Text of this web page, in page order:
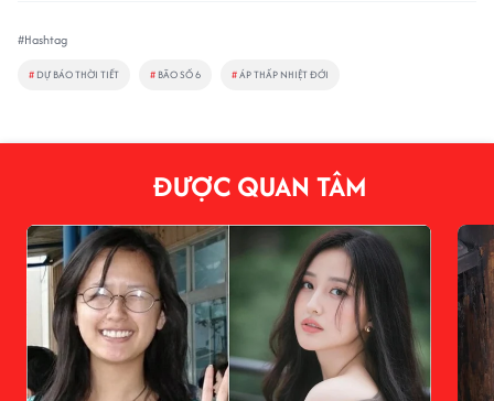
#Hashtag
# DỰ BÁO THỜI TIẾT # BÃO SỐ 6 #ÁP THẤP NHIỆT ĐỚI
ĐƯỢC QUAN TÂM